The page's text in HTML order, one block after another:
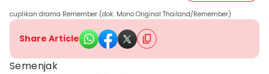
cuplikan drama Remember (dok. Mono Original Thailand/Remember)
Share Article
Semenjak